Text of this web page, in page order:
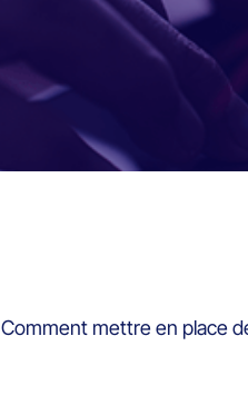
Comment mettre en place